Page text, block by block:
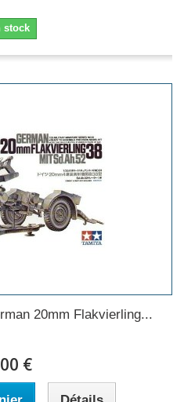
stock
20mm Flakvierling...
€